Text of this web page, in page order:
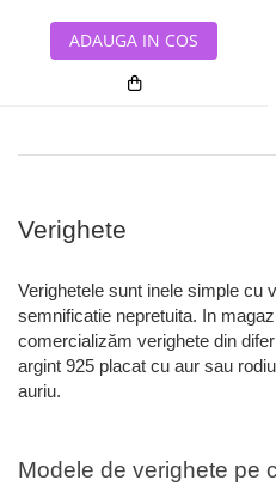
ADAUGA IN COS
Verighete
Verighetele sunt inele simple cu
semnificatie nepretuita. In
comercializăm verighete din
argint 925 placat cu aur sau
auriu.
Modele de verighete pe